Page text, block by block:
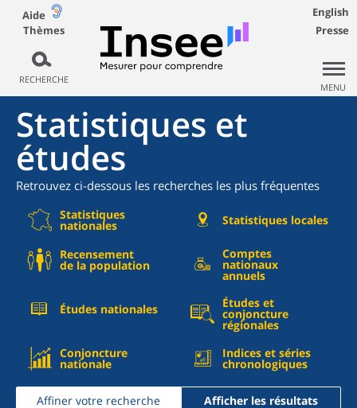
Aide
Thèmes
RECHERCHE
English
Presse
MENU
Statistiques et
études
Retrouvez ci-dessous les recherches les plus fréquentes
Statistiques
nationales Statistiques locales
Recensement
de la population
Comptes
nationaux
annuels
Études nationales Études et
conjoncture
régionales
Conjoncture
nationale
Indices et séries
chronologiques
Affiner votre recherche Afficher les résultats